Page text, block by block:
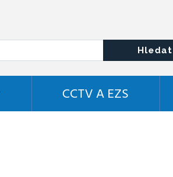
Hledat
CCTV A EZS